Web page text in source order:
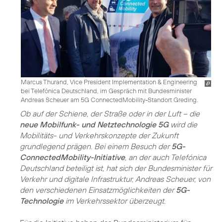
Marcus Thurand, Vice President Implementation & Engineering
bei Telefónica Deutschland, im Gespräch mit Bundesminister
Andreas Scheuer am 5G ConnectedMobility-Standort Greding.
Ob auf der Schiene, der Straße oder in der Luft – die
neue Mobilfunk- und Netztechnologie 5Gwird die
Mobilitäts- und Verkehrskonzepte der Zukunft
grundlegend prägen. Bei einem Besuch der5G-
ConnectedMobility-Initiative, an der auch Telefónica
Deutschland beteiligt ist, hat sich der Bundesminister für
Verkehr und digitale Infrastruktur, Andreas Scheuer, von
den verschiedenen Einsatzmöglichkeiten der5G-
Technologieim Verkehrssektor überzeugt.